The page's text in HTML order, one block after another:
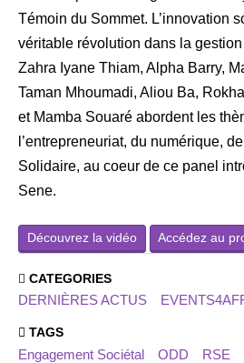
Témoin du Sommet. L’innovation
véritable révolution dans la gestion
Zahra Iyane Thiam, Alpha Barry,
Taman Mhoumadi, Aliou Ba,
et Mamba Souaré abordent les
l’entrepreneuriat, du numérique,
Solidaire, au coeur de ce panel
Sene.
Découvrez la vidéo Accédez au
CATEGORIES
DERNIÈRES ACTUS
TAGS
Engagement Sociétal ODD RSE